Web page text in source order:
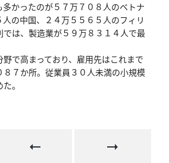
多かったのが５７万７０８人のベトナ
人の中国、２４万５５６５人のフィリ
では、製造業が５９万８３１４人で最
で高まっており、雇用先はこれまで
８７か所。従業員３０人未満の小規模
。